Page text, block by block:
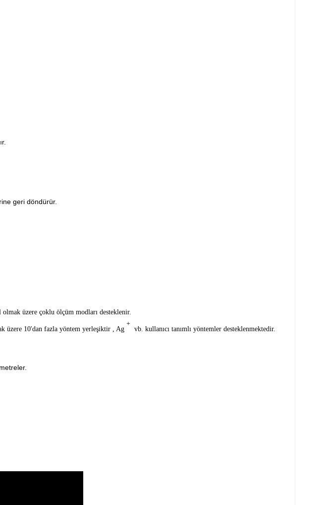
geri döndürür.
üzere çoklu ölçüm modları desteklenir.
üzere 10'dan fazla yöntem yerleşiktir , Ag
+
vb. kullanıcı tanımlı yöntemler desteklenmektedir.